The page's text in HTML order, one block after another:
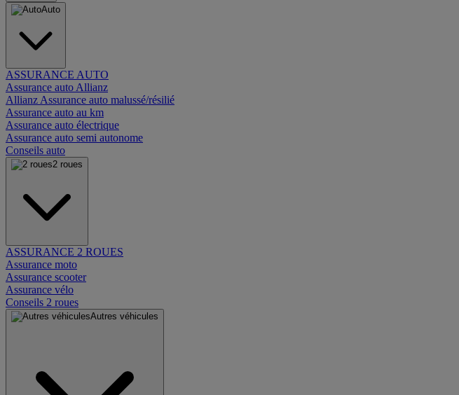
Auto
ASSURANCE AUTO
Assurance auto Allianz
Allianz Assurance auto malussé/résilié
Assurance auto au km
Assurance auto électrique
Assurance auto semi autonome
Conseils auto
2 roues
ASSURANCE 2 ROUES
Assurance moto
Assurance scooter
Assurance vélo
Conseils 2 roues
Autres véhicules